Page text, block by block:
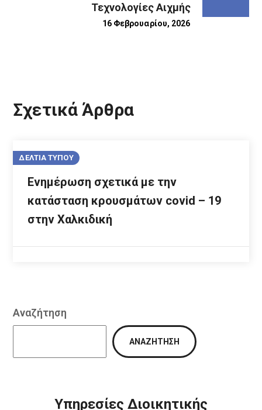
Τεχνολογίες Αιχμής
16 Φεβρουαρίου, 2026
Σχετικά Άρθρα
ΔΕΛΤΙΑ ΤΥΠΟΥ
Ενημέρωση σχετικά με την
κατάσταση κρουσμάτων covid – 19
στην Χαλκιδική
Αναζήτηση
ΑΝΑΖΉΤΗΣΗ
Υπηρεσίες Διοικητικής